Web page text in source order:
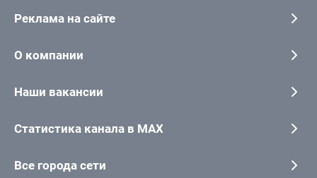
Реклама на сайте
О компании
Наши вакансии
Статистика канала в MAX
Все города сети